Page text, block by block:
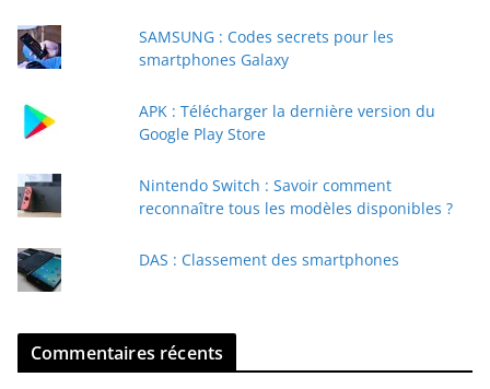
e
-
a
SAMSUNG : Codes secrets pour les
smartphones Galaxy
APK : Télécharger la dernière version du
Google Play Store
Nintendo Switch : Savoir comment
reconnaître tous les modèles disponibles ?
DAS : Classement des smartphones
Commentaires récents